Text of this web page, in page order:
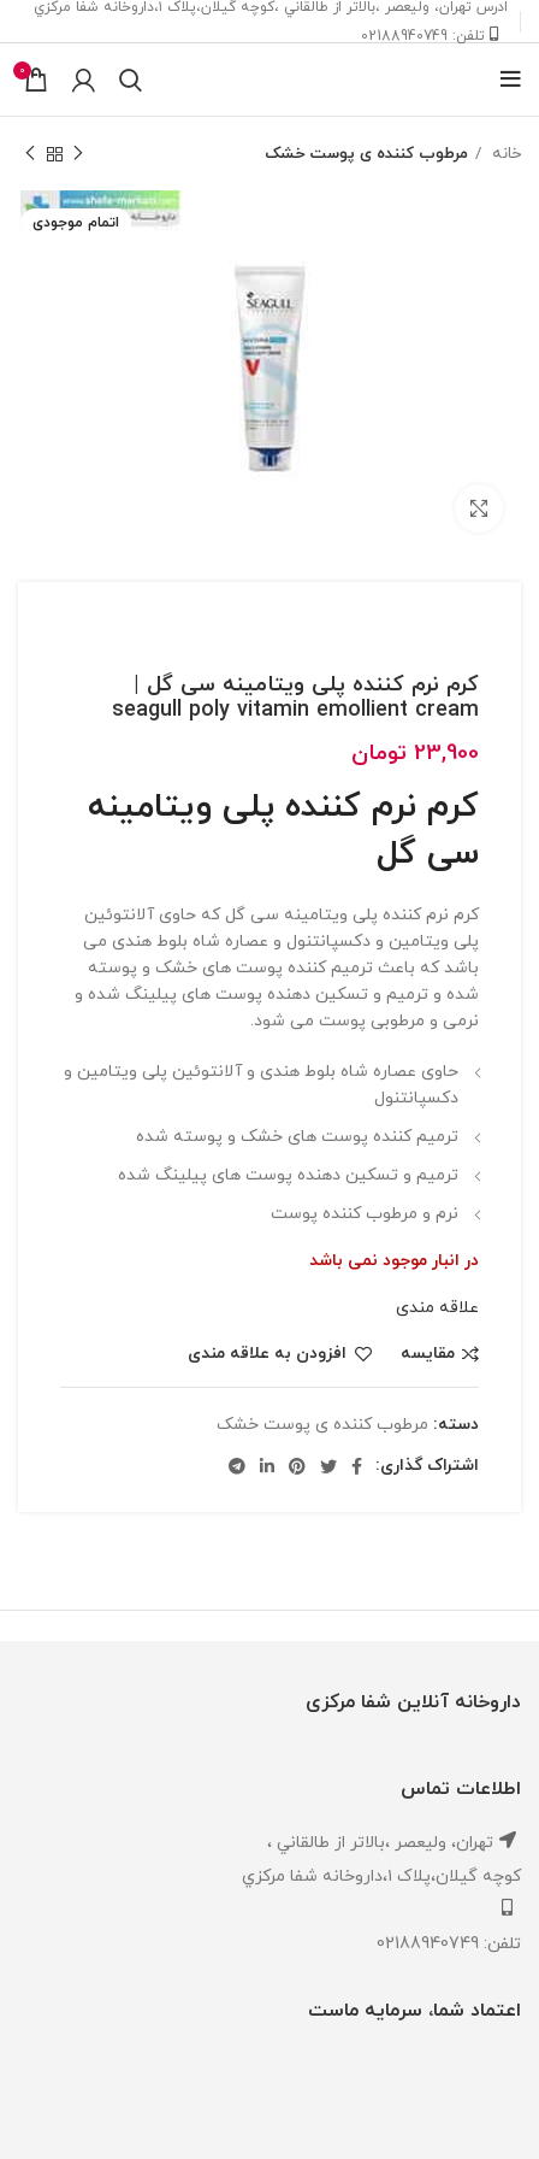
ادرس تهران، ‎وليعصر ،بالاتر از طالقاني ،كوچه گيلان،پلاک ۱،داروخانه شفا مركزي
تلفن: 02188940749
0
خانه مرطوب کننده ی پوست خشک
اتمام موجودی
کرم نرم کننده پلی ویتامینه سی گل |
seagull poly vitamin emollient cream
23,900 تومان
کرم نرم کننده پلی ویتامینه
سی گل
کرم نرم کننده پلی ویتامینه سی گل که حاوی آلانتوئین
پلی ویتامین و دکسپانتنول و عصاره شاه بلوط هندی می
باشد که باعث ترمیم کننده پوست های خشک و پوسته
شده و ترمیم و تسکین دهنده پوست های پیلینگ شده و
نرمی و مرطوبی پوست می شود.
حاوی عصاره شاه بلوط هندی و آلانتوئین پلی ویتامین و
دکسپانتنول
ترمیم کننده پوست های خشک و پوسته شده
ترمیم و تسکین دهنده پوست های پیلینگ شده
نرم و مرطوب کننده پوست
در انبار موجود نمی باشد
علاقه مندی
مقایسه
افزودن به علاقه مندی
دسته: مرطوب کننده ی پوست خشک
اشتراک گذاری:
داروخانه آنلاین شفا مرکزی
اطلاعات تماس
تهران، ‎وليعصر ،بالاتر از طالقاني ،
كوچه گيلان،پلاک ۱،داروخانه شفا مركزي
تلفن: 02188940749
اعتماد شما، سرمایه ماست